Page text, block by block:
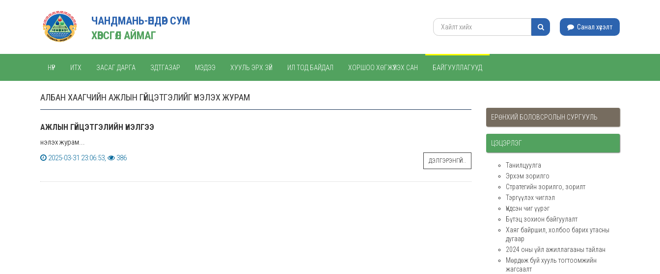
ЧАНДМАНЬ-ӨНДӨР СУМ
ХӨВСГӨЛ АЙМАГ
Санал хүсэлт
НҮҮР ИТХ ЗАСАГ ДАРГА ЗДТГАЗАР МЭДЭЭ ХУУЛЬ ЭРХ ЗҮЙ ИЛ ТОД БАЙДАЛ ХОРШОО ХӨГЖҮҮЛЭХ САН БАЙГУУЛЛАГУУД
АЛБАН ХААГЧИЙН АЖЛЫН ГҮЙЦЭТГЭЛИЙГ ҮНЭЛЭХ ЖУРАМ
АЖЛЫН ГҮЙЦЭТГЭЛИЙН ҮНЭЛГЭЭ
Үнэлэх журам...
2025-03-31 23:06:53,
386 ДЭЛГЭРЭНГҮЙ..
ЕРӨНХИЙ БОЛОВСРОЛЫН СУРГУУЛЬ
ЦЭЦЭРЛЭГ
Танилцуулга
Эрхэм зорилго
Стратегийн зорилго, зорилт
Тэргүүлэх чиглэл
Үндсэн чиг үүрэг
Бүтэц зохион байгуулалт
Хаяг байршил, холбоо барих утасны
дугаар
2024 оны үйл ажиллагааны тайлан
Мөрдөж буй хууль тогтоомжийн
жагсаалт